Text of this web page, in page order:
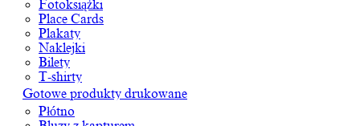
Fotoksiążki
Place Cards
Plakaty
Naklejki
Bilety
T-shirty
Gotowe produkty drukowane
Płótno